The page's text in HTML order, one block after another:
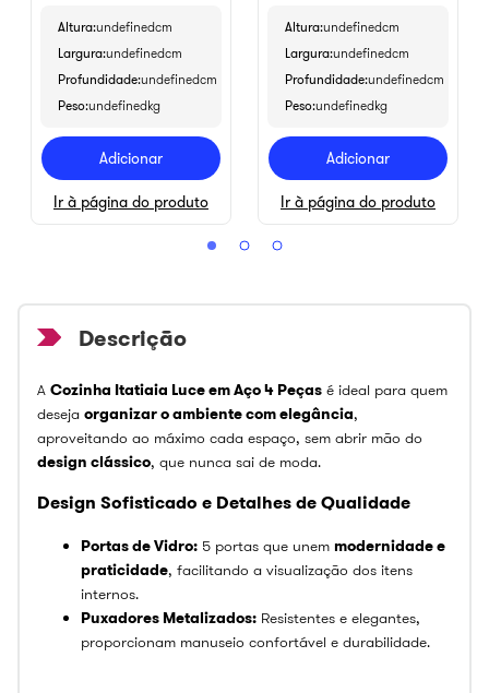
Altura undefinedcm
Largura undefinedcm
Profundidade undefinedcm
Peso undefinedkg
Adicionar
Ir à página do produto
Altura undefinedcm
Largura undefinedcm
Profundidade undefinedcm
Peso undefinedkg
Adicionar
Ir à página do produto
A Cozinha Itatiaia Luce em Aço 4 Peças é ideal para quem
deseja organizar o ambiente com elegância,
aproveitando ao máximo cada espaço, sem abrir mão do
design clássico, que nunca sai de moda.
Design Sofisticado e Detalhes de Qualidade
Portas de Vidro: 5 portas que unem modernidade e
praticidade, facilitando a visualização dos itens
internos.
Puxadores Metalizados: Resistentes e elegantes,
proporcionam manuseio confortável e durabilidade.